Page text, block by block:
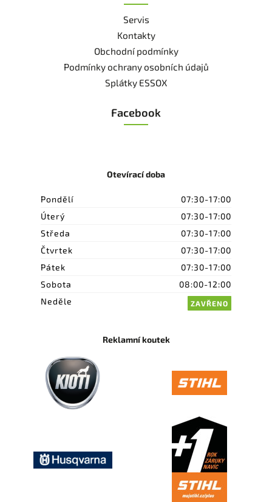
Servis
Kontakty
Obchodní podmínky
Podmínky ochrany osobních údajů
Splátky ESSOX
Facebook
Otevírací doba
Pondělí
07:30-17:00
Úterý
07:30-17:00
Středa
07:30-17:00
Čtvrtek
07:30-17:00
Pátek
07:30-17:00
Sobota
08:00-12:00
Neděle
ZAVŘENO
Reklamní koutek